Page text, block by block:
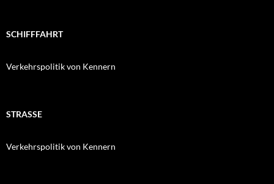
SCHIFFFAHRT
Verkehrspolitik von Kennern
STRASSE
Verkehrspolitik von Kennern